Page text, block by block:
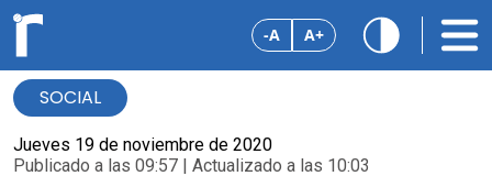
-A A+
SOCIAL
Jueves 19 de noviembre de 2020
Publicado a las 09:57 | Actualizado a las 10:03